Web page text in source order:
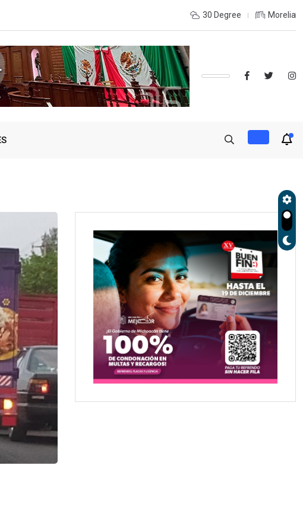
2do Año de Gobierno, Alfonso Martínez consolidó acceso a
30 Degree Morelia